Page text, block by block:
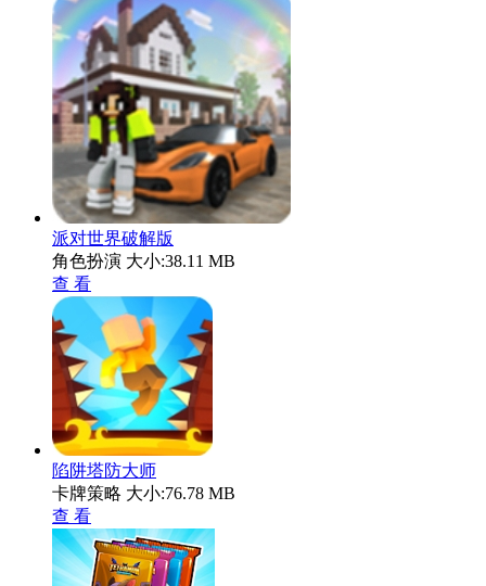
派对世界破解版
角色扮演 大小:38.11 MB
查 看
陷阱塔防大师
卡牌策略 大小:76.78 MB
查 看